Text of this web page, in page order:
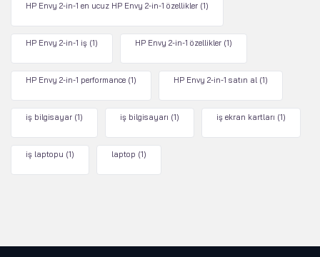
HP Envy 2-in-1 en ucuz HP Envy 2-in-1 özellikler (1)
HP Envy 2-in-1 iş (1) HP Envy 2-in-1 özellikler (1)
HP Envy 2-in-1 performance (1) HP Envy 2-in-1 satın al (1)
iş bilgisayar (1) iş bilgisayarı (1) iş ekran kartları (1)
iş laptopu (1) laptop (1)